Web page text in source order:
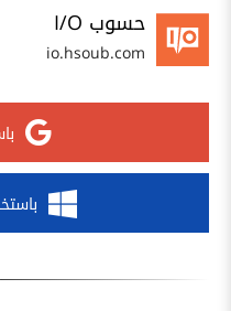
حسوب I/O
io.hsoub.com